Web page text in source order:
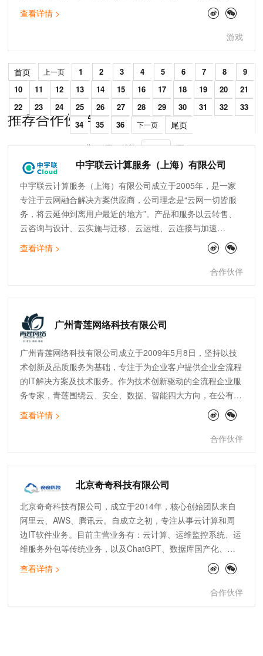
足于自主创新、自主研发,自成立以来，成功研发出《上古王
冠》、《魔侠传》、《道友请留步》、《文明大爆炸》、《东
查看详情 >
游戏
首页 上一页 1 2 3 4 5 6 7 8
9
10
11 12 13 14 15 16 17 18 19 20
21
22
23 24 25 26 27 28 29 30 31 32
33
34
35 36 下一页 尾页
共 36 页 前往 页
推荐合作伙伴
中宇联云计算服务（上海）有限公司
中宇联云计算服务（上海）有限公司成立于2005年，是一家
专注于云网融合解决方案供应商，公司理念是“云网一切皆服
务，将云延伸到离用户最近的地方”。产品和服务以云转售、
云咨询与设计、云实施与迁移、云运维、云连接与加速
（SDWAN）为核心，致力于为客户提供高品质的云服务，助
力企业数字化转型。公司现拥有完善的技术团队，覆盖售前、
实施交付、开发、售后运维等。截止目前，中宇联已为快消零
查看详情 >
合作伙伴
广州青莲网络科技有限公司
广州青莲网络科技有限公司成立于2009年5月8日，坚持以技
术创新及品质服务为基础，专注于为企业客户提供企业全流程
的IT解决方案及技术服务。作为技术创新驱动的全流程企业服
务专家，青莲围绕云、安全、数据、智能四大方向，在公有
云、云安全、数据服务、IoT边缘计算、SAP上云咨询、自动
化运维等领域均有建树，已经成为全国上百家大型上市企业的
查看详情 >
合作伙伴
北京奇奇科技有限公司
北京奇奇科技有限公司，成立于2014年，核心创始团队来自
阿里云、AWS、腾讯云。自成立之初，专注从事云计算和周
边IT软件业务。目前主营业务有：云计算、运维监控系统、运
维服务外包等传统业务，以及ChatGPT、数据库国产化、大
数据分析等创新业务。公司主打专业的顾问服务和技术支持能
力。服务了物流、金融、零售、电商、文娱、游戏等行业标杆
客户。团队架构全面，有大客户和电销团队、技术人员及架构
查看详情 >
合作伙伴